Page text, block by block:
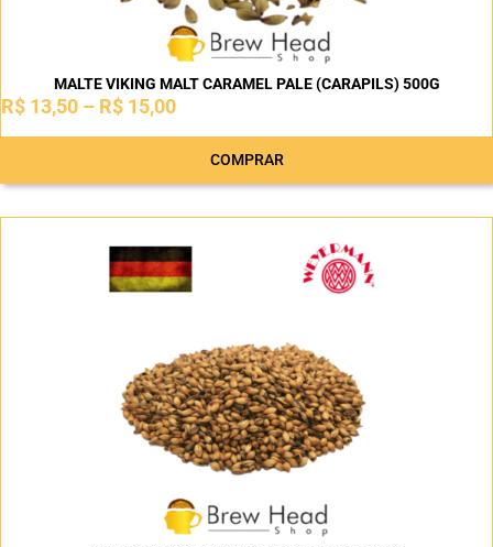
MALTE VIKING MALT CARAMEL PALE (CARAPILS) 500G
R$ 13,50 – R$ 15,00
COMPRAR